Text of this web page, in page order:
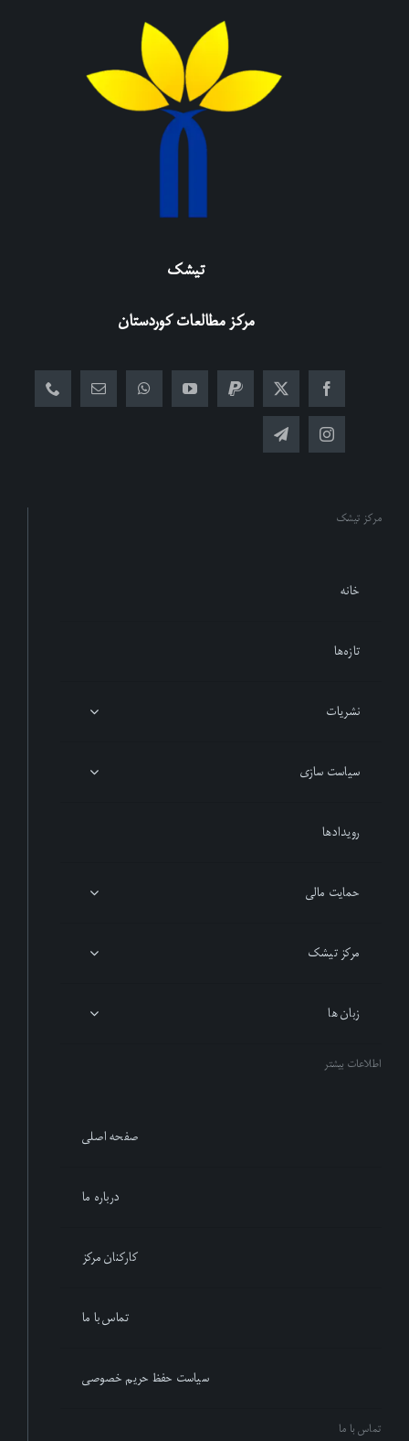
تیشک
مرکز مطالعات کوردستان
مرکز تیشک
خانه
تازەها
نشریات
سیاست سازی
رویدادها
حمایت مالی
مرکز تیشک
زبان ها
اطلاعات بیشتر
صفحه اصلی
درباره ما
کارکنان مرکز
تماس با ما
سیاست حفظ حریم خصوصی
تماس با ما